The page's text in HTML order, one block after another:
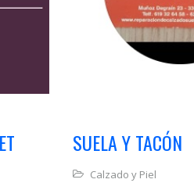
SUELA Y TACÓN
Calzado y Piel